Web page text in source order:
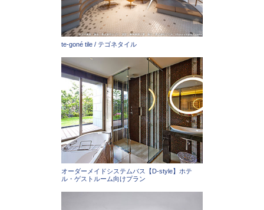
te-goné tile / テゴネタイル
オーダーメイドシステムバス【D-style】ホテ
ル・ゲストルーム向けプラン